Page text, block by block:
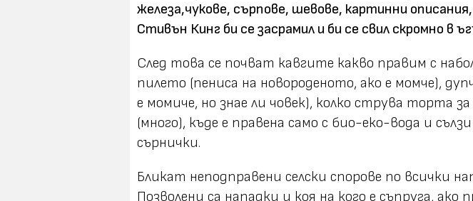
железа,чукове, сърпове, шевове, картинни
Стивън Кинг би се засрамил и би се свил скромно в
След това се почват кавгите какво правим с
пилето (пениса на новороденото, ако е момче),
е момиче, но знае ли човек), колко струва торта
(много), къде е правена само с био-еко-вода и
сърнички.
Бликат неподправени селски спорове по всички
Позволени са нападки и коя на кого е съпруга, ако